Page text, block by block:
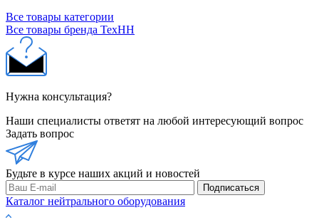
Все товары категории
Все товары бренда ТехНН
Нужна консультация?
Наши специалисты ответят на любой интересующий вопрос
Задать вопрос
Будьте в курсе наших акций и новостей
Подписаться
Каталог нейтрального оборудования